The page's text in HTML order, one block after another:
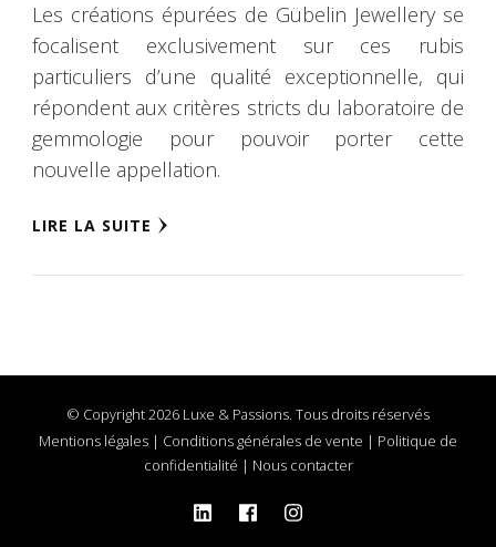
Les créations épurées de Gübelin Jewellery se
focalisent exclusivement sur ces rubis
particuliers d’une qualité exceptionnelle, qui
répondent aux critères stricts du laboratoire de
gemmologie pour pouvoir porter cette
nouvelle appellation.
LIRE LA SUITE
© Copyright 2026 Luxe & Passions. Tous droits réservés
Mentions légales | Conditions générales de vente | Politique de
confidentialité | Nous contacter